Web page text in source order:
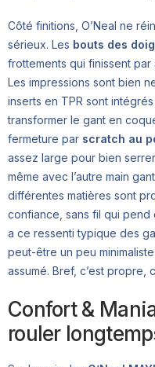
Côté finitions, O’Neal ne
sérieux. Les bouts des
frottements qui finissent
Les impressions sont bien
inserts en TPR sont
transformer le gant en
fermeture par scratch au
assez large pour bien
même avec l’autre main
différentes matières sont
confiance, sans fil qui pend
a ce ressenti typique des
peut-être un peu
assumé. Bref, c’est propre,
Confort &
rouler